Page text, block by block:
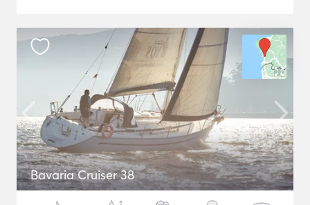
Bavaria Cruiser 38